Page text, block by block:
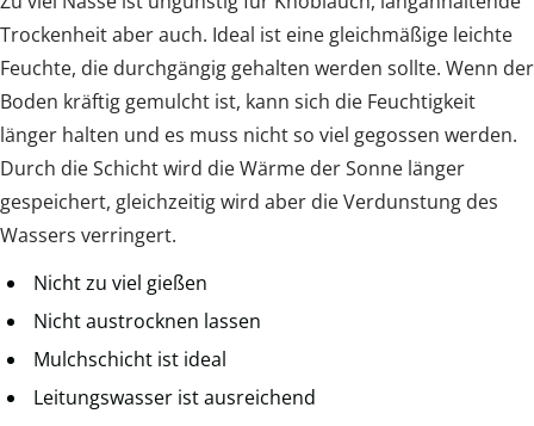
Trockenheit aber auch. Ideal ist eine gleichmäßige leichte
Feuchte, die durchgängig gehalten werden sollte. Wenn der
Boden kräftig gemulcht ist, kann sich die Feuchtigkeit
länger halten und es muss nicht so viel gegossen werden.
Durch die Schicht wird die Wärme der Sonne länger
gespeichert, gleichzeitig wird aber die Verdunstung des
Wassers verringert.
Nicht zu viel gießen
Nicht austrocknen lassen
Mulchschicht ist ideal
Leitungswasser ist ausreichend